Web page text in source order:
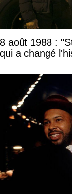
8 août 1988 :
qui a changé